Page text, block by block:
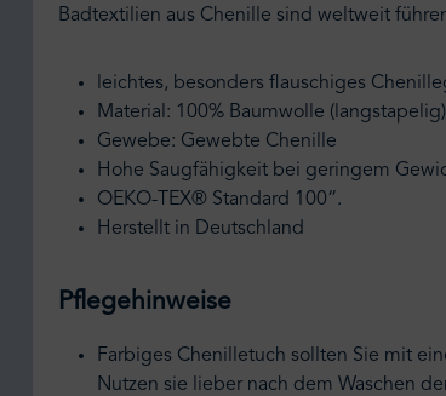
Badtextilien aus Chenille sind weltweit
leichtes, besonders flauschiges
Material: 100% Baumwolle
Gewebe: Gewebte Chenille
Hohe Saugfähigkeit bei geringem
OEKO-TEX® Standard 100“.
Herstellt in Deutschland
Pflegehinweise
Farbiges Chenilletuch sollten Sie mit
Nutzen sie lieber nach dem Waschen